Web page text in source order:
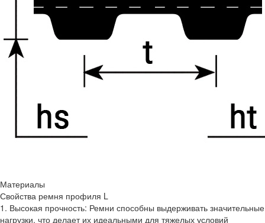
Материалы
Свойства ремня профиля L
1. Высокая прочность: Ремни способны выдерживать значительные
нагрузки, что делает их идеальными для тяжелых условий